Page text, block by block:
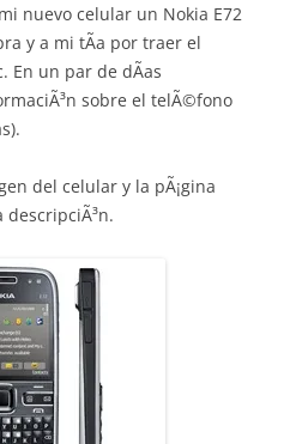
nuevo celular un Nokia E72
y a mi tÃ­a por traer el
En un par de dÃ­as
sobre el telÃ©fono
del celular y la pÃ¡gina
descripciÃ³n.